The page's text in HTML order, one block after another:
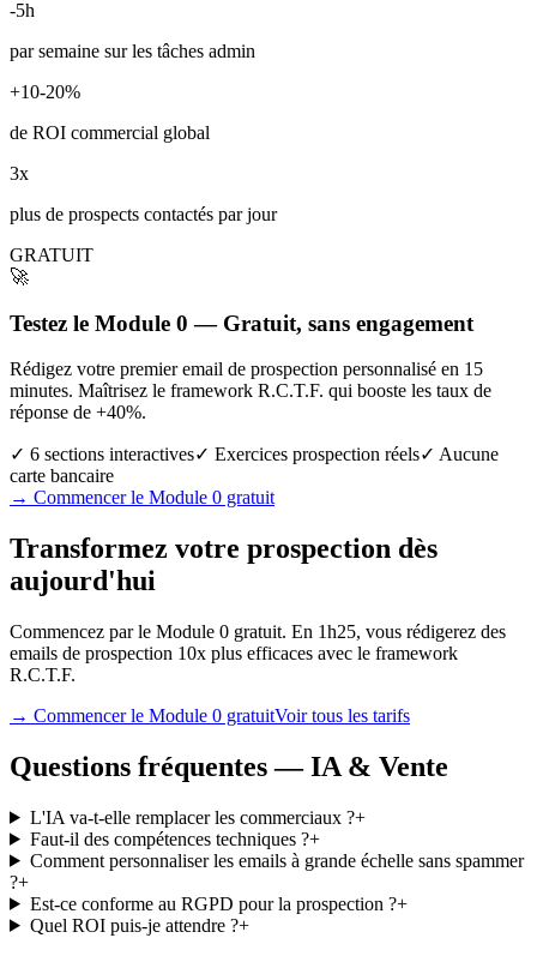
-5h
par semaine sur les tâches admin
+10-20%
de ROI commercial global
3x
plus de prospects contactés par jour
GRATUIT
🚀
Testez le Module 0 — Gratuit, sans engagement
Rédigez votre premier email de prospection personnalisé en 15
minutes. Maîtrisez le framework R.C.T.F. qui booste les taux de
réponse de +40%.
✓ 6 sections interactives✓ Exercices prospection réels✓ Aucune
carte bancaire
→ Commencer le Module 0 gratuit
Transformez votre prospection dès
aujourd'hui
Commencez par le Module 0 gratuit. En 1h25, vous rédigerez des
emails de prospection 10x plus efficaces avec le framework
R.C.T.F.
→ Commencer le Module 0 gratuitVoir tous les tarifs
Questions fréquentes — IA & Vente
L'IA va-t-elle remplacer les commerciaux ?+
Faut-il des compétences techniques ?+
Comment personnaliser les emails à grande échelle sans spammer
?+
Est-ce conforme au RGPD pour la prospection ?+
Quel ROI puis-je attendre ?+